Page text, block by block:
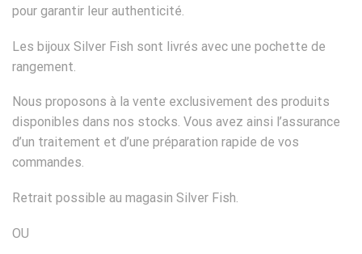
pour garantir leur authenticité.
Les bijoux Silver Fish sont livrés avec une pochette de
rangement.
Nous proposons à la vente exclusivement des produits
disponibles dans nos stocks. Vous avez ainsi l’assurance
d’un traitement et d’une préparation rapide de vos
commandes.
Retrait possible au magasin Silver Fish.
OU